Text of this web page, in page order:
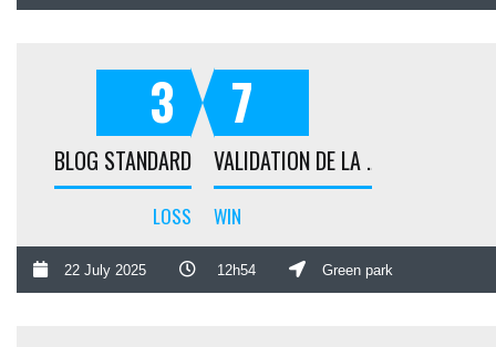
3
BLOG STANDARD
LOSS
7
VALIDATION DE LA COMMANDE
WIN
22 July 2025 12h54 Green park